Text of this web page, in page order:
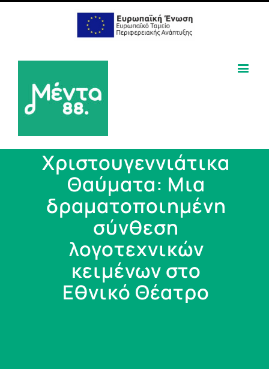
Χριστουγεννιάτικα
Θαύματα: Μια
δραματοποιημένη
σύνθεση
λογοτεχνικών
κειμένων στο
Εθνικό Θέατρο